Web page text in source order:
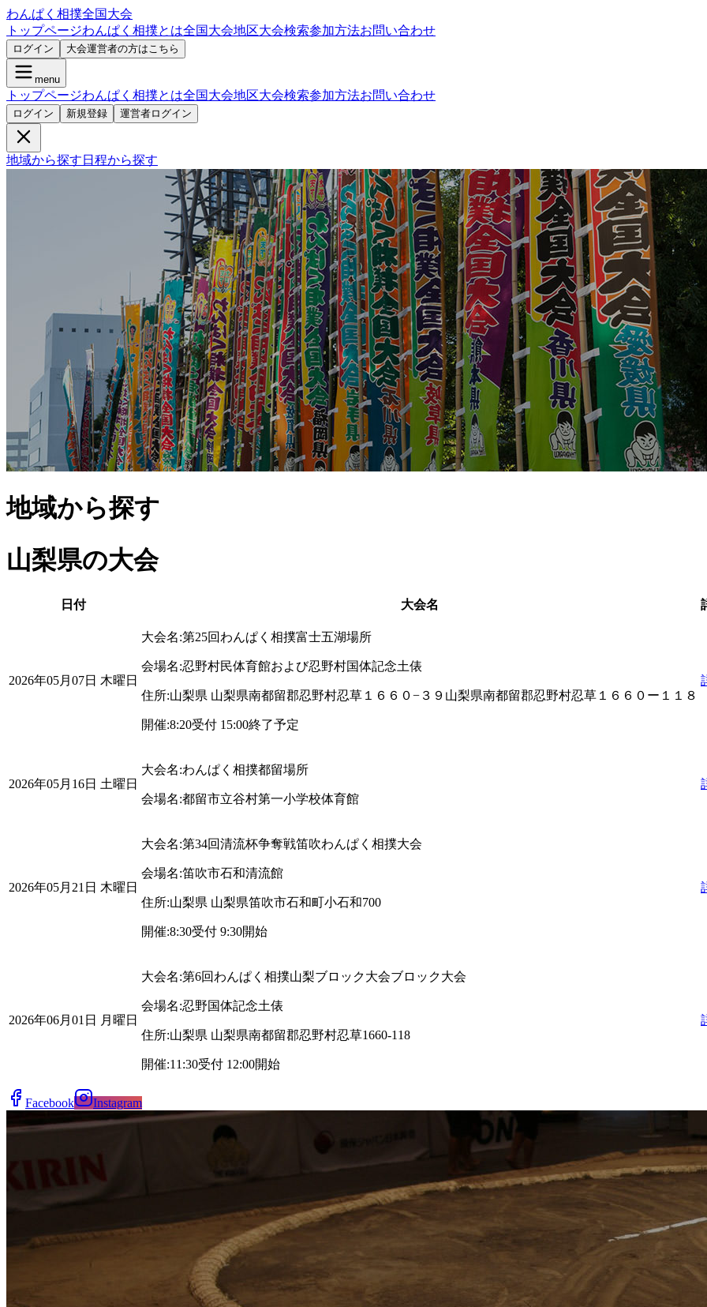
わんぱく相撲全国大会
トップページわんぱく相撲とは全国大会地区大会検索参加方法お問い合わせ
ログイン 大会運営者の方はこちら
menu
トップページわんぱく相撲とは全国大会地区大会検索参加方法お問い合わせ
ログイン 新規登録 運営者ログイン
地域から探す 日程から探す
地域から探す
山梨県の大会
日付 大会名
2026年05月07日 木曜日
大会名:第25回わんぱく相撲富士五湖場所
会場名:忍野村民体育館および忍野村国体記念土俵
住所:山梨県 山梨県南都留郡忍野村忍草１６６０−３９ 山梨県南都留郡忍野村忍草１６６０ー１１８
開催:8:20受付 15:00終了予定
2026年05月16日 土曜日
大会名:わんぱく相撲都留場所
会場名:都留市立谷村第一小学校体育館
2026年05月21日 木曜日
大会名:第34回清流杯争奪戦笛吹わんぱく相撲大会
会場名:笛吹市石和清流館
住所:山梨県 山梨県笛吹市石和町小石和700
開催:8:30受付 9:30開始
2026年06月01日 月曜日
大会名:第6回わんぱく相撲山梨ブロック大会ブロック大会
会場名:忍野国体記念土俵
住所:山梨県 山梨県南都留郡忍野村忍草1660-118
開催:11:30受付 12:00開始
Facebook Instagram